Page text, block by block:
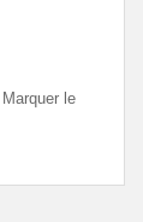
. Marquer le